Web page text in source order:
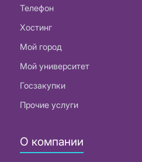
Телефон
Хостинг
Мой город
Мой университет
Госзакупки
Прочие услуги
О компании